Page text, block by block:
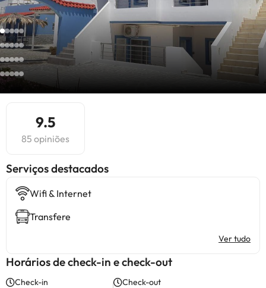
9.5
85 opiniões
Serviços destacados
Wifi & Internet
Transfere
Ver tudo
Horários de check-in e check-out
Check-in Check-out